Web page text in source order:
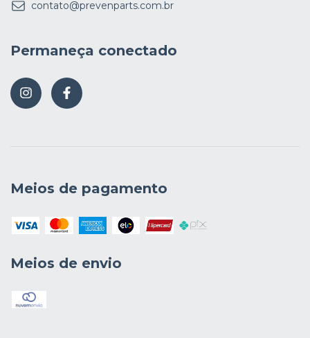
contato@prevenparts.com.br
Permaneça conectado
Meios de pagamento
Meios de envio